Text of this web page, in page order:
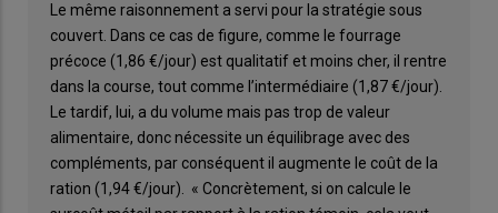
Le même raisonnement a servi pour la stratégie sous
couvert. Dans ce cas de figure, comme le fourrage
précoce (1,86 €/jour) est qualitatif et moins cher, il rentre
dans la course, tout comme l’intermédiaire (1,87 €/jour).
Le tardif, lui, a du volume mais pas trop de valeur
alimentaire, donc nécessite un équilibrage avec des
compléments, par conséquent il augmente le coût de la
ration (1,94 €/jour). « Concrètement, si on calcule le